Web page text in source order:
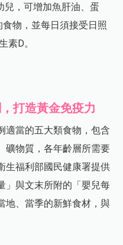
兒，可增加魚肝油、蛋
物，並每日須接受日照
素D。
打造黃金免疫力
適當的五大類食物，包含
礦物質，各年齡層所需要
生福利部國民健康署提供
」與文末所附的「嬰兒每
地、當季的新鮮食材，與